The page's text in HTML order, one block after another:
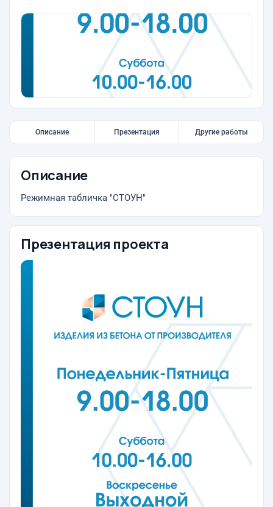
Описание Презентация Другие работы
Описание
Режимная табличка "СТОУН"
Презентация проекта